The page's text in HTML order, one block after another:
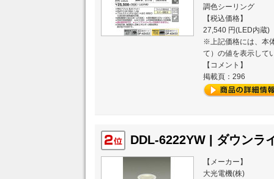
最新（2026年02月）のランキ
最新（2026年01月）のランキ
最新（2025年12月）のランキ
最新（2025年10月）のランキ
最新（2025年09月）のランキ
調色シーリング
【税込価格】
27,540 円(LED内蔵)
※上記価格には、本
て）の値を表示して
【コメント】
掲載頁：296
DDL-6222YW | ダウンラ
【メーカー】
大光電機(株)